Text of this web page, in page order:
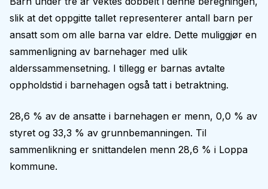
slik at det oppgitte tallet representerer antall barn per
ansatt som om alle barna var eldre. Dette muliggjør en
sammenligning av barnehager med ulik
alderssammensetning. I tillegg er barnas avtalte
oppholdstid i barnehagen også tatt i betraktning.
28,6 % av de ansatte i barnehagen er menn, 0,0 % av
styret og 33,3 % av grunnbemanningen. Til
sammenlikning er snittandelen menn 28,6 % i Loppa
kommune.